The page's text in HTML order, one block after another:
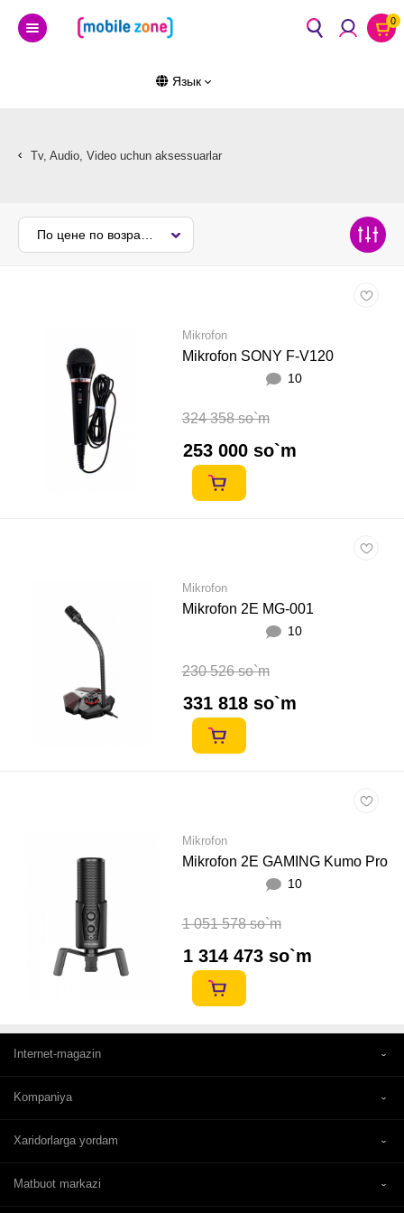
0
Язык
Tv, Audio, Video uchun aksessuarlar
Mikrofon
Mikrofon SONY F-V120
10
324 358 so`m
253 000 so`m
Mikrofon
Mikrofon 2E MG-001
10
230 526 so`m
331 818 so`m
Mikrofon
Mikrofon 2E GAMING Kumo Pro
10
1 051 578 so`m
1 314 473 so`m
Internet-magazin
Kompaniya
Xaridorlarga yordam
Matbuot markazi